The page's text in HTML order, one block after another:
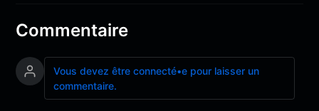
Commentaire
Vous devez être connecté•e pour laisser un
commentaire.